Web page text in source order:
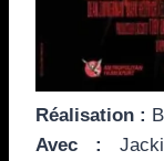
Réalisation :
Avec :